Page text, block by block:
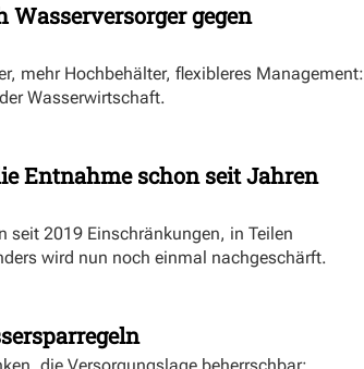
Wasserversorger gegen
mehr Hochbehälter, flexibleres Management:
Wasserwirtschaft.
Entnahme schon seit Jahren
seit 2019 Einschränkungen, in Teilen
wird nun noch einmal nachgeschärft.